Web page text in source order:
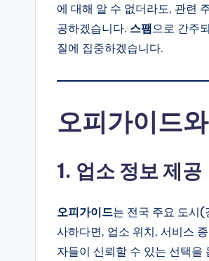
에 대해 알 수 없더라도, 관련
공하겠습니다. 스팸으로 간주
질에 집중하겠습니다.
오피가이드
1. 업소 정보 제공
오피가이드는 전국 주요 도시(
사하다면, 업소 위치, 서비스
자들이 신뢰할 수 있는 선택을